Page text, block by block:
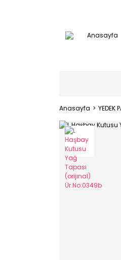
Anasayfa
Anasayfa YEDEK